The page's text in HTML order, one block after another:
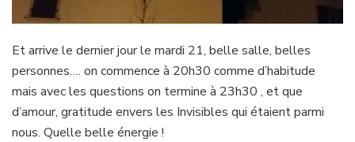
Et arrive le dernier jour le mardi 21, belle salle, belles
personnes…. on commence à 20h30 comme d’habitude
mais avec les questions on termine à 23h30 , et que
d’amour, gratitude envers les Invisibles qui étaient parmi
nous. Quelle belle énergie !